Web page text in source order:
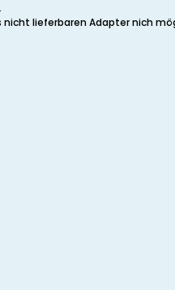
nicht lieferbaren Adapter nich